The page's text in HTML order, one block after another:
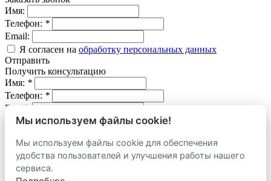
Имя:
Телефон: *
Email:
Я согласен на обработку персональных данных
Отправить
Получить консультацию
Имя: *
Телефон: *
Email:
Я согласен наобработку персональных данных
Отправить
Оставить заявку
Мы используем файлы cookie!
Мы используем файлы cookie для обеспечения
удобства пользователей и улучшения работы нашего
сервиса.